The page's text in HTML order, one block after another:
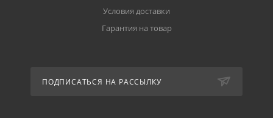
Условия доставки
Гарантия на товар
ПОДПИСАТЬСЯ НА РАССЫЛКУ